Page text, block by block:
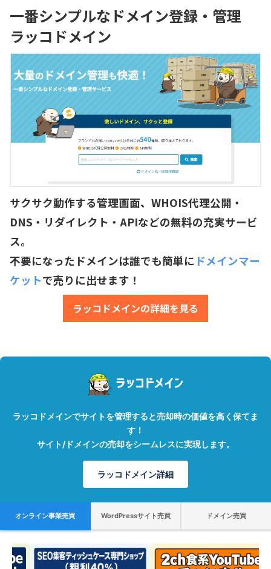
一番シンプルなドメイン登録・管理
ラッコドメイン
サクサク動作する管理画面、WHOIS代理公開・
DNS・リダイレクト・APIなどの無料の充実サービ
ス。
不要になったドメインは誰でも簡単に ドメインマー
ケットで売りに出せます！
ラッコドメインの詳細を見る
ラッコドメインでサイトを管理すると売却時の価値を高く保てま
す！
サイト/ドメインの売却をシームレスに実現します。
ラッコドメイン詳細
オンライン事業売買 WordPressサイト売買 ドメイン売買